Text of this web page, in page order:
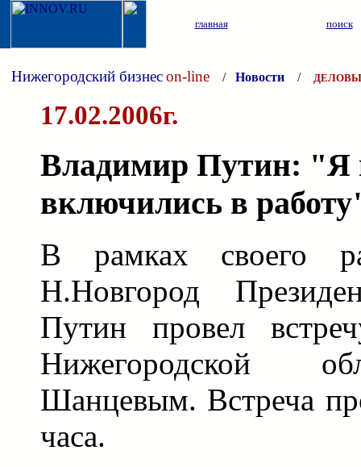
главная поиск
Нижегородский бизнесon-line / Новости /
17.02.2006г.
Владимир Путин: "Я
включились в
В рамках своего
Н.Новгород
Путин провел
Нижегородской
Шанцевым. Встреча
часа.